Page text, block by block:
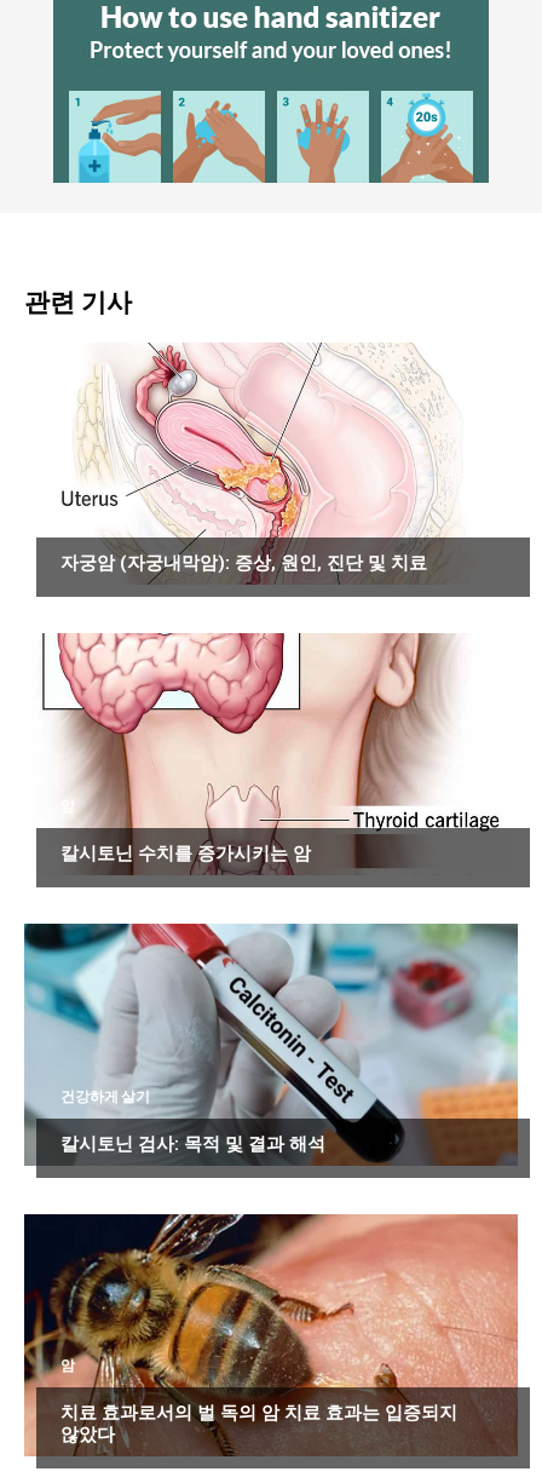
관련 기사
자궁암 (자궁내막암): 증상, 원인, 진단 및 치료
칼시토닌 수치를 증가시키는 암
건강하게 살기
칼시토닌 검사: 목적 및 결과 해석
암
치료 효과로서의 벌 독의 암 치료 효과는 입증되지
않았다